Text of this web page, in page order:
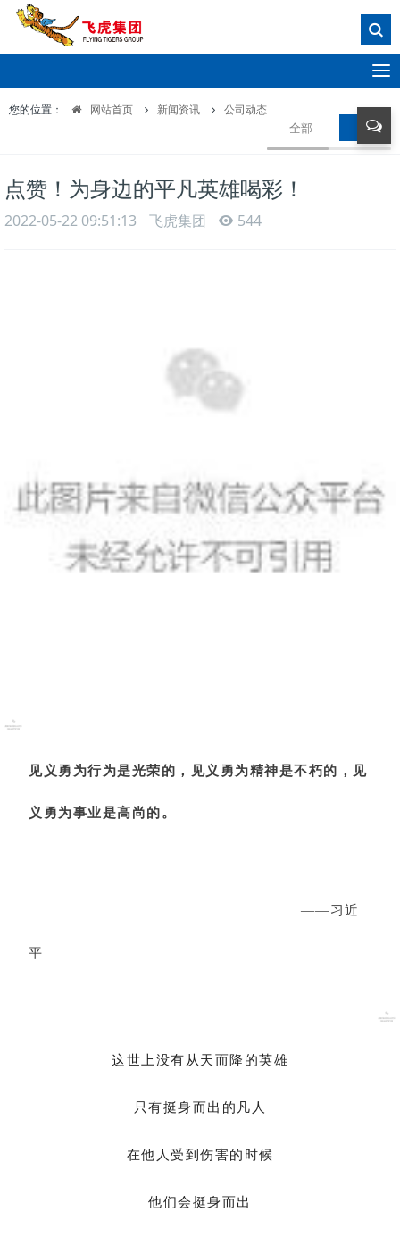
T
o
g
g
l
您的位置： 网站首页 新闻资讯 公司动态
全部 公司动
点赞！为身边的平凡英雄喝彩！
2022-05-22 09:51:13 飞虎集团 544
见义勇为行为是光荣的，见义勇为精神是不朽的，见
义勇为事业是高尚的。
——习近
平
这世上没有从天而降的英雄
只有挺身而出的凡人
在他人受到伤害的时候
他们会挺身而出